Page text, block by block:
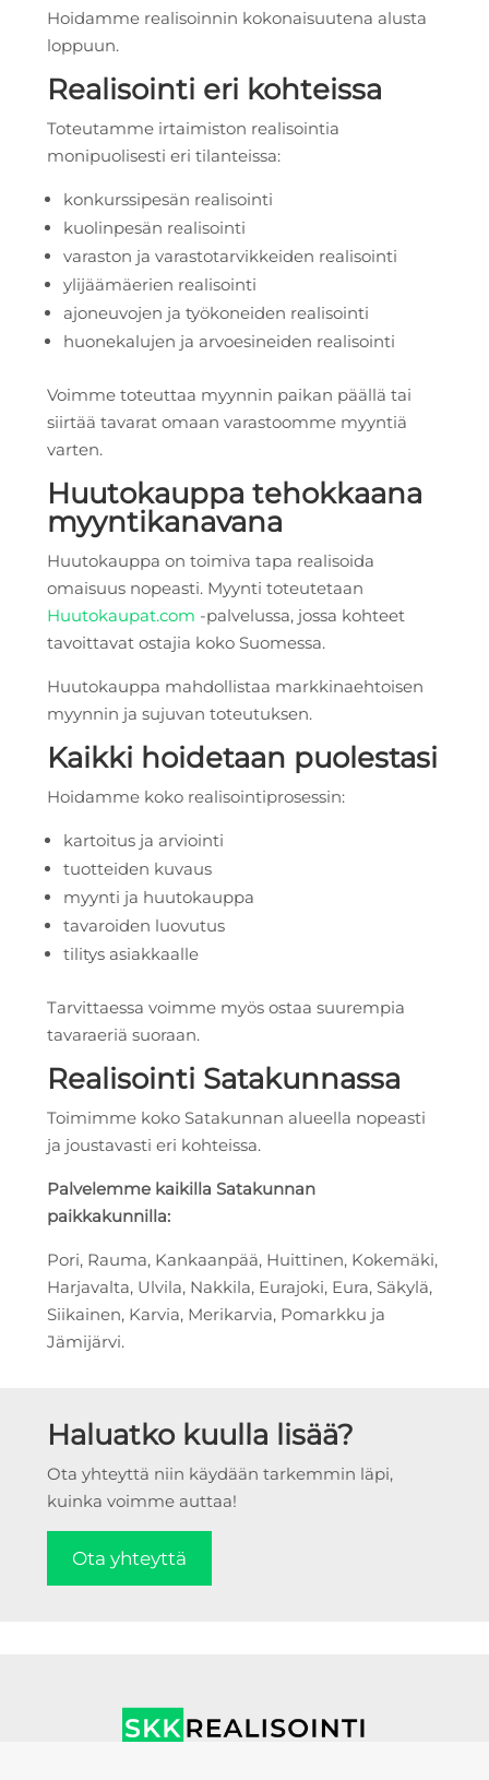
Hoidamme realisoinnin kokonaisuutena alusta
loppuun.
Realisointi eri kohteissa
Toteutamme irtaimiston realisointia
monipuolisesti eri tilanteissa:
konkurssipesän realisointi
kuolinpesän realisointi
varaston ja varastotarvikkeiden realisointi
ylijäämäerien realisointi
ajoneuvojen ja työkoneiden realisointi
huonekalujen ja arvoesineiden realisointi
Voimme toteuttaa myynnin paikan päällä tai
siirtää tavarat omaan varastoomme myyntiä
varten.
Huutokauppa tehokkaana
myyntikanavana
Huutokauppa on toimiva tapa realisoida
omaisuus nopeasti. Myynti toteutetaan
Huutokaupat.com -palvelussa, jossa kohteet
tavoittavat ostajia koko Suomessa.
Huutokauppa mahdollistaa markkinaehtoisen
myynnin ja sujuvan toteutuksen.
Kaikki hoidetaan puolestasi
Hoidamme koko realisointiprosessin:
kartoitus ja arviointi
tuotteiden kuvaus
myynti ja huutokauppa
tavaroiden luovutus
tilitys asiakkaalle
Tarvittaessa voimme myös ostaa suurempia
tavaraeriä suoraan.
Realisointi Satakunnassa
Toimimme koko Satakunnan alueella nopeasti
ja joustavasti eri kohteissa.
Palvelemme kaikilla Satakunnan
paikkakunnilla:
Pori, Rauma, Kankaanpää, Huittinen, Kokemäki,
Harjavalta, Ulvila, Nakkila, Eurajoki, Eura, Säkylä,
Siikainen, Karvia, Merikarvia, Pomarkku ja
Jämijärvi.
Haluatko kuulla lisää?
Ota yhteyttä niin käydään tarkemmin läpi,
kuinka voimme auttaa!
Ota yhteyttä